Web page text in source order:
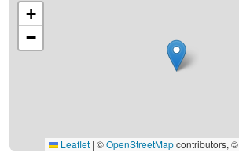
+
−
Leaflet | ©OpenStreetMapcontributors, ©